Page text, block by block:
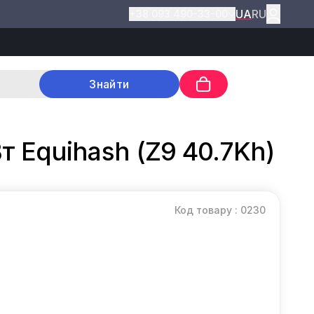
UARU
Знайти
Equihash (Z9 40.7Kh)
Код товару : 0230